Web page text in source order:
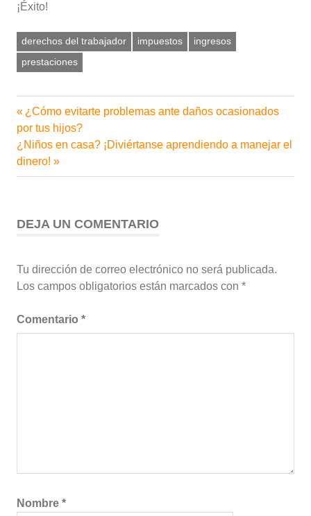
¡Éxito!
derechos del trabajador impuestos
ingresos
prestaciones
Navegación
de
entradas
Entrada
anterior:
¿Cómo evitarte problemas ante daños ocasionados
por tus hijos?
Siguiente
entrada:
¿Niños en casa? ¡Diviértanse aprendiendo a manejar el
dinero!
DEJA UN COMENTARIO
Tu dirección de correo electrónico no será publicada.
Los campos obligatorios están marcados con *
Comentario *
Nombre *